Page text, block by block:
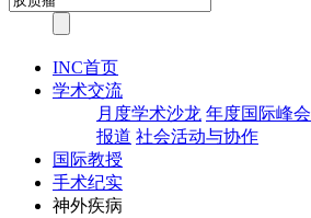
INC首页
学术交流
月度学术沙龙 年度国际峰会
报道 社会活动与协作
国际教授
手术纪实
神外疾病